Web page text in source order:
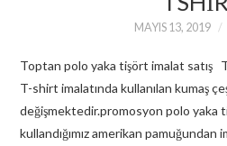
MAYIS 13, 2019
Toptan polo yaka tişört imalat satış
T-shirt imalatında kullanılan kumaş
değişmektedir.promosyon polo yaka
kullandığımız amerikan pamuğundan